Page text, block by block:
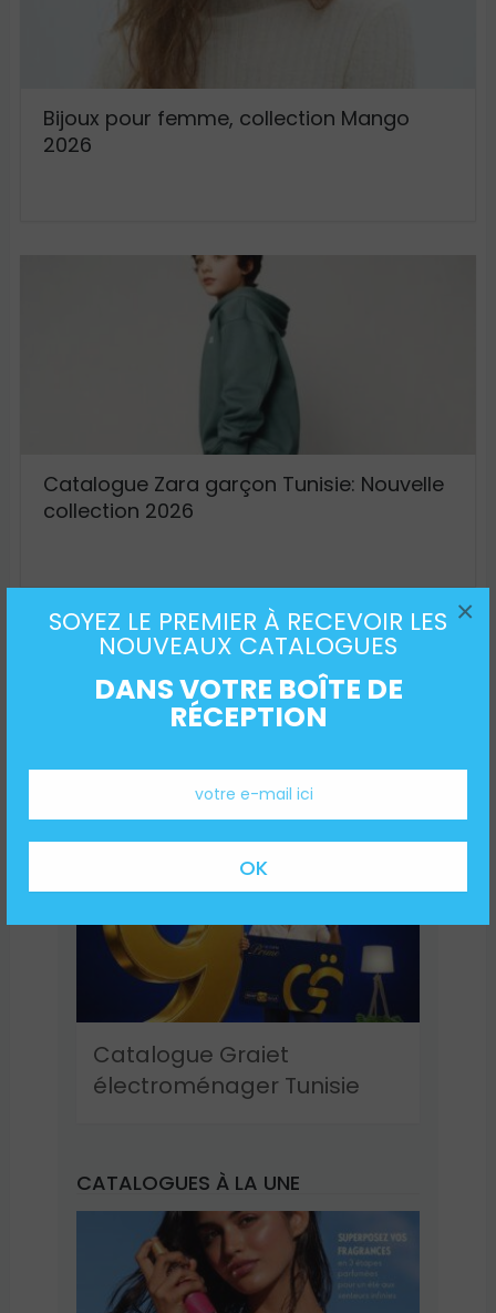
SOYEZ LE PREMIER À RECEVOIR LES
NOUVEAUX CATALOGUES
DANS VOTRE BOÎTE DE
RÉCEPTION
×
Bijoux pour femme, collection Mango
2026
Catalogue Zara garçon Tunisie: Nouvelle
collection 2026
NOUVEAUX CATALOGUES
Catalogue Graiet
électroménager Tunisie
CATALOGUES À LA UNE